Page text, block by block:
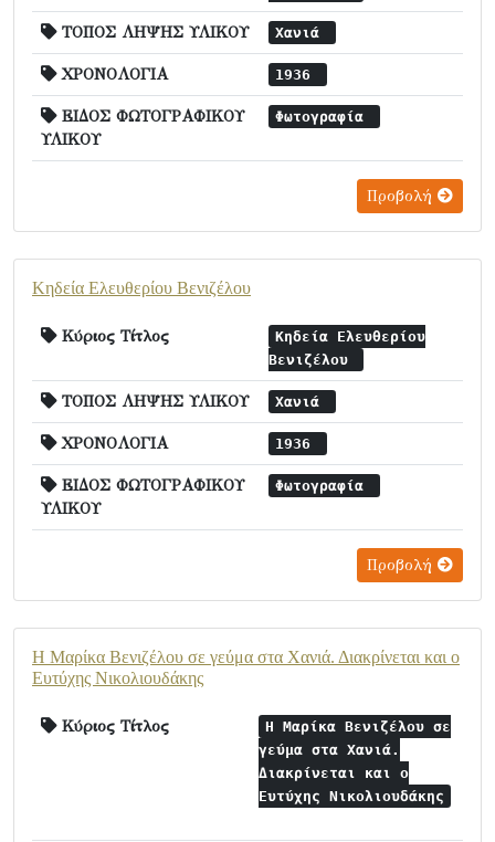
ΤΟΠΟΣ ΛΗΨΗΣ ΥΛΙΚΟΥ Χανιά
ΧΡΟΝΟΛΟΓΙΑ 1936
ΕΙΔΟΣ ΦΩΤΟΓΡΑΦΙΚΟΥ
ΥΛΙΚΟΥ
Φωτογραφία
Προβολή
Κηδεία Ελευθερίου Βενιζέλου
Κύριος Τίτλος
Κηδεία Ελευθερίου
Βενιζέλου
ΤΟΠΟΣ ΛΗΨΗΣ ΥΛΙΚΟΥ Χανιά
ΧΡΟΝΟΛΟΓΙΑ 1936
ΕΙΔΟΣ ΦΩΤΟΓΡΑΦΙΚΟΥ
ΥΛΙΚΟΥ
Φωτογραφία
Προβολή
Η Μαρίκα Βενιζέλου σε γεύμα στα Χανιά. Διακρίνεται και ο
Ευτύχης Νικολιουδάκης
Κύριος Τίτλος
Η Μαρίκα Βενιζέλου σε
γεύμα στα Χανιά.
Διακρίνεται και ο
Ευτύχης Νικολιουδάκης